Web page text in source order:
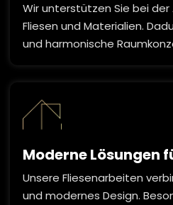
Wir unterstützen Sie bei
Fliesen und Materialien.
und harmonische
Moderne Lösungen
Unsere Fliesenarbeiten
und modernes Design.